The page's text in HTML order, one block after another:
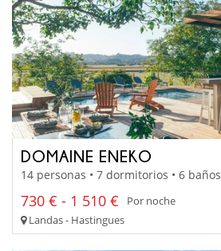
DOMAINE ENEKO
14 personas • 7 dormitorios • 6 baños
730 € - 1 510 €
Por noche
Landas - Hastingues